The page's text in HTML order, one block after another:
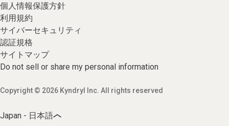
個人情報保護方針
利用規約
サイバーセキュリティ
認証規格
サイトマップ
Do not sell or share my personal information
Copyright © 2026 Kyndryl Inc. All rights reserved
Japan - 日本語